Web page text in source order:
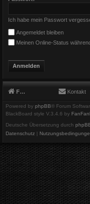
Ich habe mein Passwort
Angemeldet bleiben
Meinen Online-Status
Foren-Übersicht Kontakt
Powered by phpBB® Forum
BlackBoard style V.3.4.6 by
Deutsche Übersetzung durch
Datenschutz |